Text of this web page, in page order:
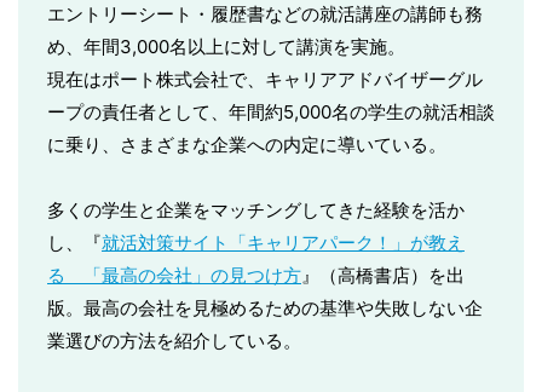
エントリーシート・履歴書などの就活講座の講師も務
め、年間3,000名以上に対して講演を実施。
現在はポート株式会社で、キャリアアドバイザーグル
ープの責任者として、年間約5,000名の学生の就活相談
に乗り、さまざまな企業への内定に導いている。
多くの学生と企業をマッチングしてきた経験を活か
し、『就活対策サイト「キャリアパーク！」が教え
る 「最高の会社」の見つけ方 』（高橋書店）を出
版。最高の会社を見極めるための基準や失敗しない企
業選びの方法を紹介している。